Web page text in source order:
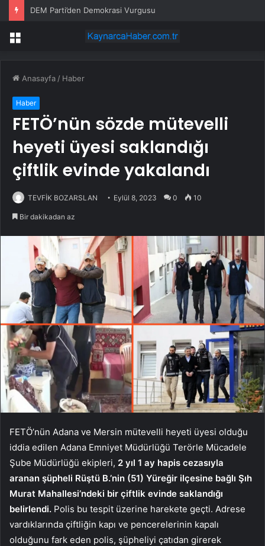
DEM Parti’den Demokrasi Vurgusu
Menü
Anasayfa / Haber
Haber
FETÖ’nün sözde mütevelli
heyeti üyesi saklandığı
çiftlik evinde yakalandı
TEVFİK BOZARSLAN Eylül 8, 2023 0 10
Bir dakikadan az
FETÖ’nün Adana ve Mersin mütevelli heyeti üyesi olduğu
iddia edilen Adana Emniyet Müdürlüğü Terörle Mücadele
Şube Müdürlüğü ekipleri, 2 yıl 1 ay hapis cezasıyla
aranan şüpheli Rüştü B.’nin (51) Yüreğir ilçesine bağlı Şıh
Murat Mahallesi’ndeki bir çiftlik evinde saklandığı
belirlendi. Polis bu tespit üzerine harekete geçti. Adrese
vardıklarında çiftliğin kapı ve pencerelerinin kapalı
olduğunu fark eden polis, şüpheliyi çatıdan girerek